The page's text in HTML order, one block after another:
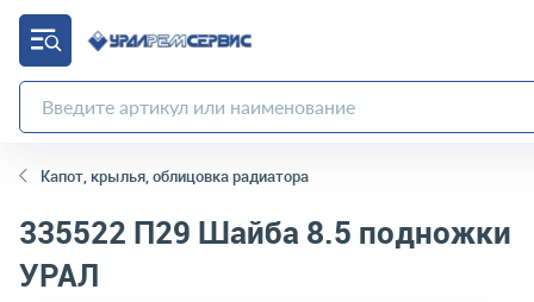
Капот, крылья, облицовка радиатора
335522 П29 Шайба 8.5 подножки
УРАЛ